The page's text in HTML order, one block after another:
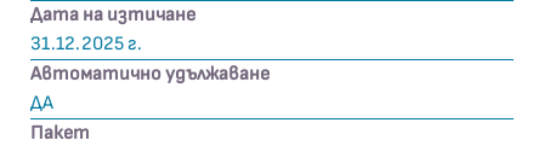
Дата на изтичане
31.12.2025 г.
Автоматично удължаване
ДА
Пакет